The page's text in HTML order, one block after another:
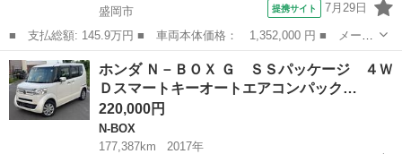
盛岡市
提携サイト 7月29日
■ 支払総額: 145.9万円 ■ 車両本体価格： 1,352,000 円 ■ メーカ
ー名： ホンダ ■ 車種名： Ｎ－ＢＯＸカスタム ■ グレード
名： Ｌターボ ４ＷＤ 両側電動ドア 衝突軽減 純正８型ナビ
バックカメラ...
岩手 盛岡市 N-BOX
ホンダ Ｎ－ＢＯＸ Ｇ ＳＳパッケージ ４Ｗ
Ｄスマートキーオートエアコンパック…
220,000円
N-BOX
177,387km
2017年